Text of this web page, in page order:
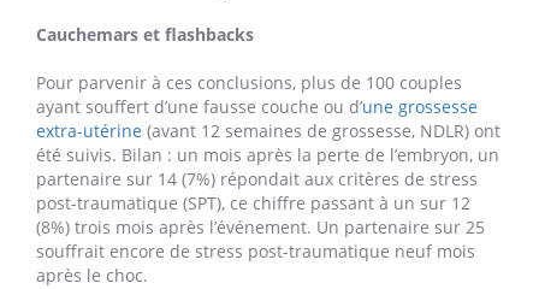
Cauchemars et flashbacks
Pour parvenir à ces conclusions, plus de 100 couples
ayant souffert d’une fausse couche ou d’une grossesse
extra-utérine (avant 12 semaines de grossesse, NDLR) ont
été suivis. Bilan : un mois après la perte de l’embryon, un
partenaire sur 14 (7%) répondait aux critères de stress
post-traumatique (SPT), ce chiffre passant à un sur 12
(8%) trois mois après l’événement. Un partenaire sur 25
souffrait encore de stress post-traumatique neuf mois
après le choc.